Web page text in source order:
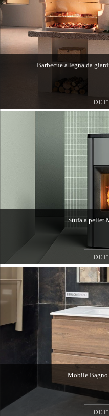
Barbecue a legna da
Stufa a pellet
Mobile Bagno